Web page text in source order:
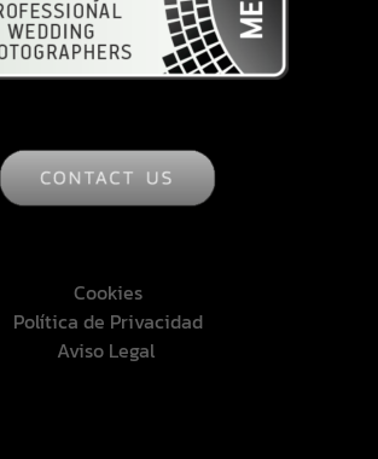
Cookies
Política de Privacidad
Aviso Legal